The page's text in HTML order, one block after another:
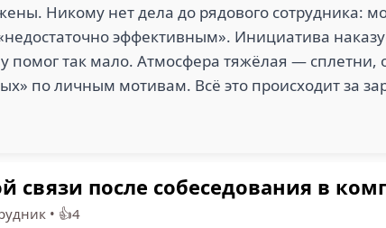
Никому нет дела до рядового сотрудника:
эффективным». Инициатива
помог так мало. Атмосфера тяжёлая — сплетни,
по личным мотивам. Всё это происходит за
связи после собеседования в
• 👍4